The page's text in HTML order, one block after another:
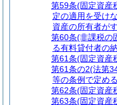
第59条(固定資産
定の適用を受け
資産の所有者が
第60条(非課税の
る有料貸付者の
第61条(固定資産
第61条の2(法第
等の条例で定め
第62条(固定資産
第63条(固定資産